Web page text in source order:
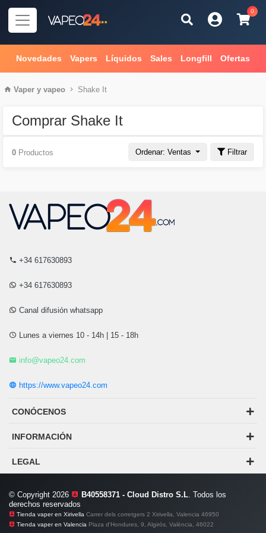
0
Novedades Vapers Líquidos Sales Longfill Ofertas
Vaper y vapeo Shake It
Comprar Shake It
Ordenar: Ventas Filtrar
0 Productos
+34 617630893
+34 617630893
Canal difusión whatsapp
Lunes a viernes 10 - 14h | 15 - 18h
info@vapeo24.com
https://www.vapeo24.com
CONÓCENOS
INFORMACIÓN
LEGAL
© Copyright 2026 B40558371 - Cloud Distro S.L. Todos los
derechos reservados
Tienda vaper en Xirivella Carrer dels corretgers 2 Xirivella, Valencia 46950
Tienda vaper en Valencia Plaza d'Hondures, 9, Algirós, València, 46022